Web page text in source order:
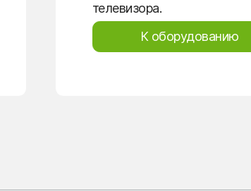
телевизора.
К оборудованию